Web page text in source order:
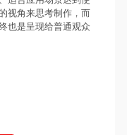
视角来思考制作，而
也是呈现给普通观众